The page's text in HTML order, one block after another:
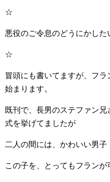
☆
悪役のご令息のどうにかし
☆
冒頭にも書いてますが、フ
始まります。
既刊で、長男のステファン
式を挙げてましたが
二人の間には、かわいい男
この子を、とってもフランが